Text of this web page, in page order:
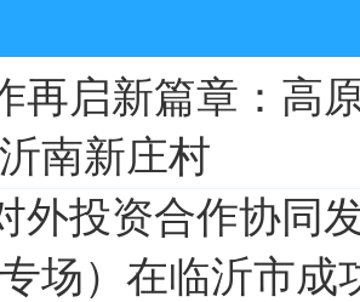
再启新篇章：高
南新庄村
外投资合作协同
场）在临沂市成